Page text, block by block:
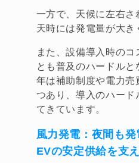
一方で、天候に左右さ
天時には発電量が大き
また、設備導入時のコ
とも普及のハードル
年は補助制度や電力売
つあり、導入のハード
てきています。
風力発電 ：夜間も
EVの安定供給を支